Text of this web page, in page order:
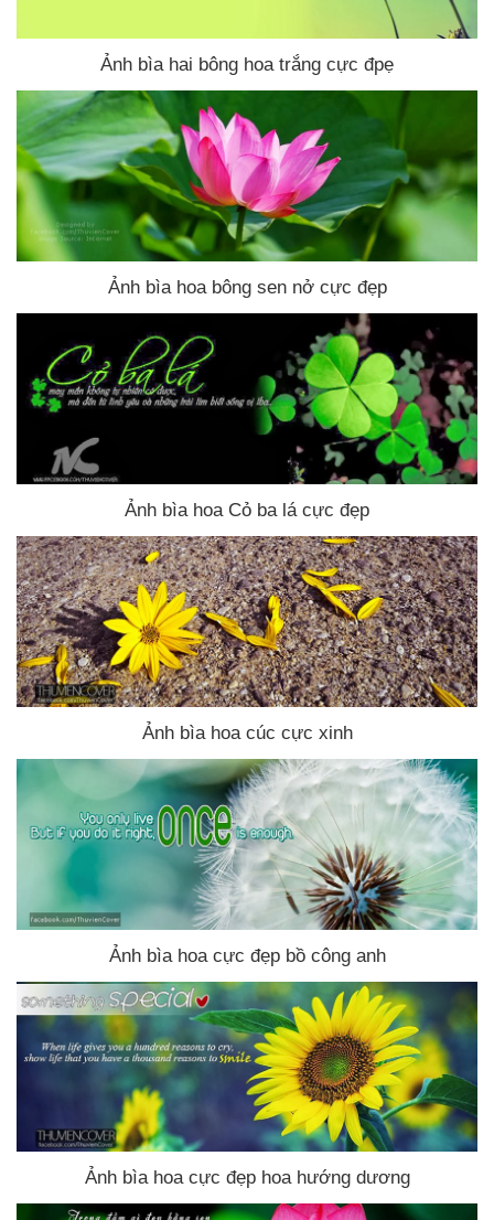
Ảnh bìa hai bông hoa trắng cực đpẹ
Ảnh bìa hoa bông sen nở cực đẹp
Ảnh bìa hoa Cỏ ba lá cực đẹp
Ảnh bìa hoa cúc cực xinh
Ảnh bìa hoa cực đẹp bồ công anh
Ảnh bìa hoa cực đẹp hoa hướng dương